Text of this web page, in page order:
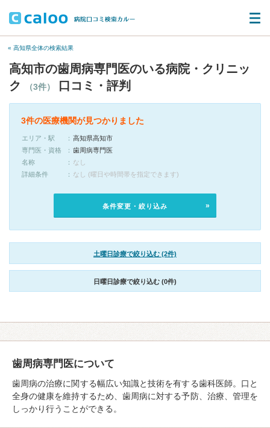
« 高知県全体の検索結果
高知市の歯周病専門医のいる病院・クリニッ
ク
（3件） 口コミ・評判
3件の医療機関が見つかりました
エリア・駅
高知県高知市
専門医・資格
歯周病専門医
名称
なし
詳細条件
なし (曜日や時間帯を指定できます)
条件変更・絞り込み
土曜日診療で絞り込む (2件)
日曜日診療で絞り込む (0件)
歯周病専門医について
歯周病の治療に関する幅広い知識と技術を有する歯科医師。口と
全身の健康を維持するため、歯周病に対する予防、治療、管理を
しっかり行うことができる。